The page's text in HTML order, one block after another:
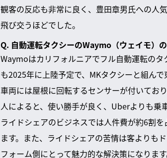
観客の反応も非常に良く、豊田章男氏への人
飛び交うほどでした。
Q. 自動運転タクシーのWaymo（ウェイモ）
Waymoはカリフォルニアでフル自動運転の
も2025年に上陸予定で、MKタクシーと組んで
車両には屋根に回転するセンサーが付いてお
人によると、使い勝手が良く、Uberよりも乗
ライドシェアのビジネスでは人件費が約6割
ます。また、ライドシェアの苦情は客よりも
フォーム側にとって魅力的な解決策になります